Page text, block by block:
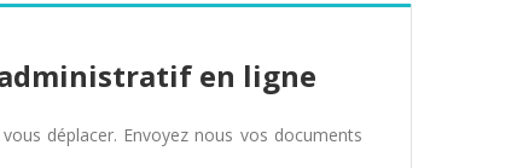
en ligne
déplacer. Envoyez nous vos documents